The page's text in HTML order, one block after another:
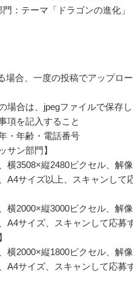
門：テーマ「ドラゴンの進化」
場合、一度の投稿でアップロ
場合は、jpegファイルで保存
項を記入すること
・年齢・電話番号
サン部門】
横3508×縦2480ピクセル、解
A4サイズ以上、スキャンして
横2000×縦3000ピクセル、解
A4サイズ、スキャンして応募
横2000×縦1800ピクセル、解
A4サイズ、スキャンして応募